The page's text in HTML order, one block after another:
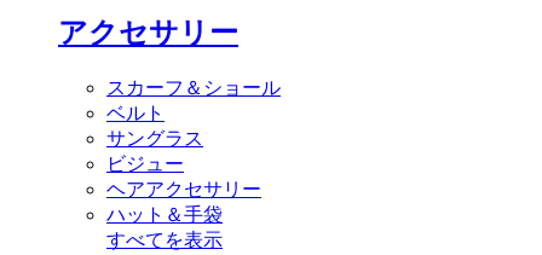
アクセサリー
スカーフ＆ショール
ベルト
サングラス
ビジュー
ヘアアクセサリー
ハット＆手袋
すべてを表示